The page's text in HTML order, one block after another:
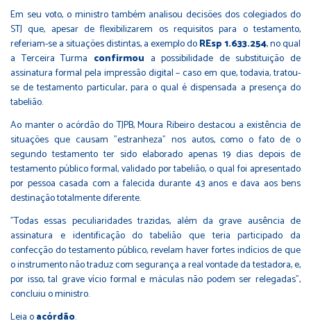
Em seu voto, o ministro também analisou decisões dos colegiados do
STJ que, apesar de flexibilizarem os requisitos para o testamento,
referiam-se a situações distintas, a exemplo doREsp 1.633.254, no qual
a Terceira Turma confirmou a possibilidade de substituição de
assinatura formal pela impressão digital – caso em que, todavia, tratou-
se de testamento particular, para o qual é dispensada a presença do
tabelião.
Ao manter o acórdão do TJPB, Moura Ribeiro destacou a existência de
situações que causam "estranheza" nos autos, como o fato de o
segundo testamento ter sido elaborado apenas 19 dias depois de
testamento público formal, validado por tabelião, o qual foi apresentado
por pessoa casada com a falecida durante 43 anos e dava aos bens
destinação totalmente diferente.
"Todas essas peculiaridades trazidas, além da grave ausência de
assinatura e identificação do tabelião que teria participado da
confecção do testamento público, revelam haver fortes indícios de que
o instrumento não traduz com segurança a real vontade da testadora, e,
por isso, tal grave vício formal e máculas não podem ser relegadas",
concluiu o ministro.
Leia oacórdão.